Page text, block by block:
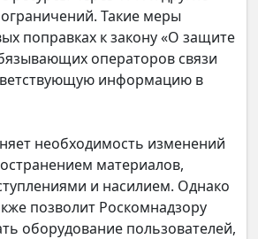
Компании
Такие меры
поправках к закону «О защите
операторов связи
информацию в
необходимость изменений
материалов,
и насилием. Однако
позволит Роскомнадзору
оборудование пользователей,